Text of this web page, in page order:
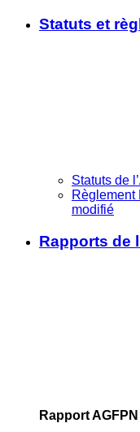
Statuts et
Statuts de
Règlement
modifié
Rapports de
Rapport